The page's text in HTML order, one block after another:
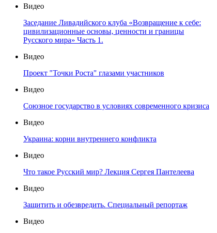
Видео
Заседание Ливадийского клуба «Возвращение к себе:
цивилизационные основы, ценности и границы
Русского мира» Часть 1.
Видео
Проект "Точки Роста" глазами участников
Видео
Союзное государство в условиях современного кризиса
Видео
Украина: корни внутреннего конфликта
Видео
Что такое Русский мир? Лекция Сергея Пантелеева
Видео
Защитить и обезвредить. Специальный репортаж
Видео